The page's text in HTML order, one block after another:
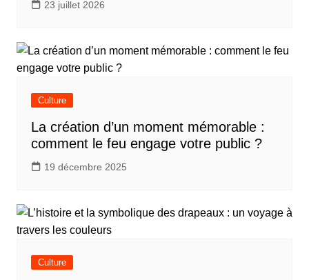
23 juillet 2026
Culture
La création d’un moment mémorable :
comment le feu engage votre public ?
19 décembre 2025
Culture